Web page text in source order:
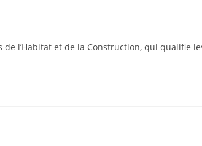
de l’Habitat et de la Construction, qui